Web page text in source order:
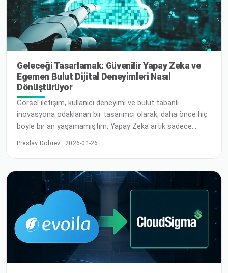
Geleceği Tasarlamak: Güvenilir Yapay Zeka ve
Egemen Bulut Dijital Deneyimleri Nasıl
Dönüştürüyor
Görsel iletişim, kullanıcı deneyimi ve bulut tabanlı
inovasyona odaklanan bir tasarımcı olarak, daha önce hiç
böyle bir an yaşamamıştım. Yapay Zeka artık sadece
fütüristik bir fikir değil; aktif bir tasarım ortağı, yaratıcı bir
oldukça yeni bir soru ortaya çıkıyor: Nasıl … R
Preslav Dobrev · 2026-01-26